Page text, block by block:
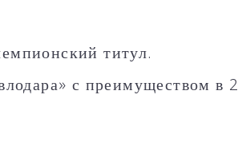
титул.
с преимуществом в 2